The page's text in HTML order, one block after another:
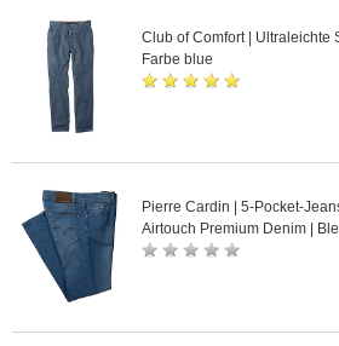
Club of Comfort | Ultraleichte
Farbe blue
Pierre Cardin | 5-Pocket-
Airtouch Premium Denim |